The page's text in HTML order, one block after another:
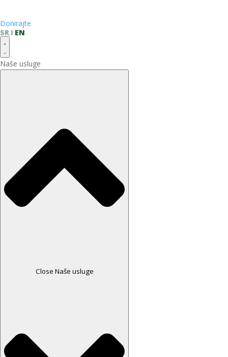
Donirajte
SR
EN
Naše usluge
Close Naše usluge